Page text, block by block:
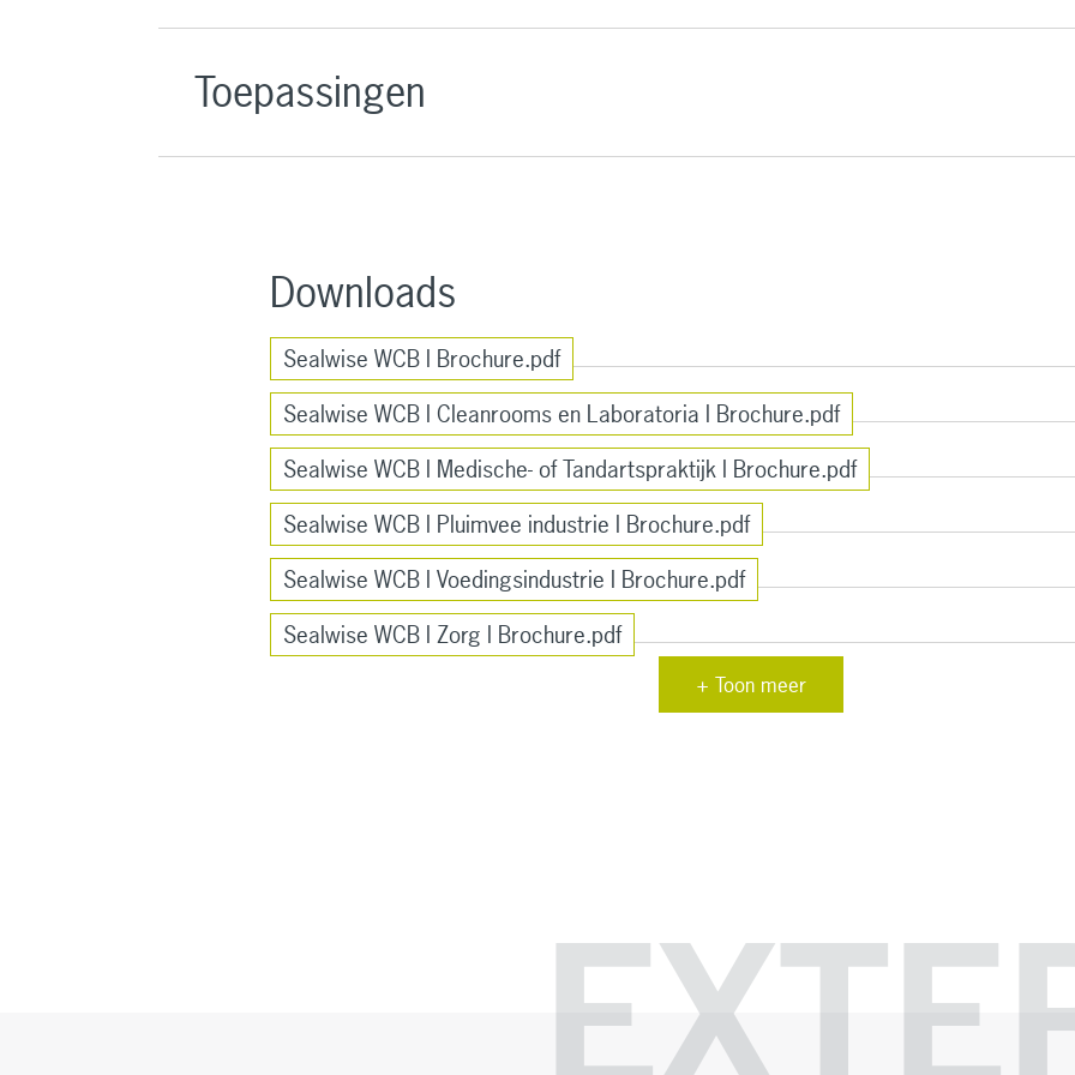
Toepassingen
Downloads
Sealwise WCB l Brochure.pdf
Sealwise WCB l Cleanrooms en Laboratoria l Brochure.pdf
Sealwise WCB l Medische- of Tandartspraktijk l Brochure.pdf
Sealwise WCB l Pluimvee industrie l Brochure.pdf
Sealwise WCB l Voedingsindustrie l Brochure.pdf
Sealwise WCB l Zorg l Brochure.pdf
+ Toon meer